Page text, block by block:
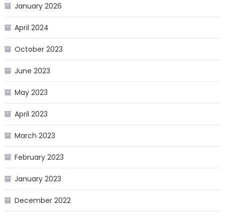
January 2026
April 2024
October 2023
June 2023
May 2023
April 2023
March 2023
February 2023
January 2023
December 2022